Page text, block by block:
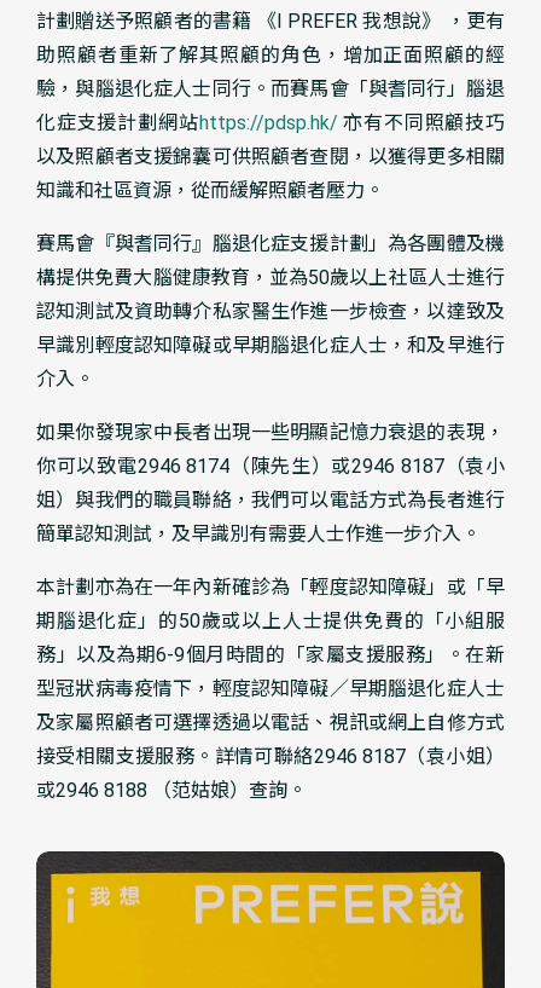
計劃贈送予照顧者的書籍 《I PREFER 我想說》 ，更有
助照顧者重新了解其照顧的角色，增加正面照顧的經
驗，與腦退化症人士同行。而賽馬會「與耆同行」腦退
化症支援計劃網站https://pdsp.hk/ 亦有不同照顧技巧
以及照顧者支援錦囊可供照顧者查閱，以獲得更多相關
知識和社區資源，從而緩解照顧者壓力。
賽馬會『與耆同行』腦退化症支援計劃」為各團體及機
構提供免費大腦健康教育，並為50歲以上社區人士進行
認知測試及資助轉介私家醫生作進一步檢查，以達致及
早識別輕度認知障礙或早期腦退化症人士，和及早進行
介入。
如果你發現家中長者出現一些明顯記憶力衰退的表現，
你可以致電2946 8174（陳先生）或2946 8187（袁小
姐）與我們的職員聯絡，我們可以電話方式為長者進行
簡單認知測試，及早識別有需要人士作進一步介入。
本計劃亦為在一年內新確診為「輕度認知障礙」或「早
期腦退化症」的50歲或以上人士提供免費的「小組服
務」以及為期6-9個月時間的「家屬支援服務」。在新
型冠狀病毒疫情下，輕度認知障礙／早期腦退化症人士
及家屬照顧者可選擇透過以電話、視訊或網上自修方式
接受相關支援服務。詳情可聯絡2946 8187（袁小姐）
或2946 8188 （范姑娘）查詢。